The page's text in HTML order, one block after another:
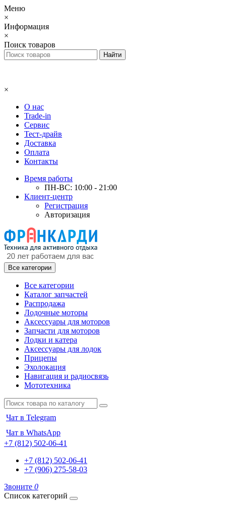
Меню
×
Информация
×
Поиск товаров
×
О нас
Trade-in
Сервис
Тест-драйв
Доставка
Оплата
Контакты
Время работы
ПН-ВС: 10:00 - 21:00
Клиент-центр
Регистрация
Авторизация
Все категории
Все категории
Каталог запчастей
Распродажа
Лодочные моторы
Аксессуары для моторов
Запчасти для моторов
Лодки и катера
Аксессуары для лодок
Прицепы
Эхолокация
Навигация и радиосвязь
Мототехника
Чат в Telegram
Чат в WhatsApp
+7 (812) 502-06-41
+7 (812) 502-06-41
+7 (906) 275-58-03
Звоните 0
Список категорий